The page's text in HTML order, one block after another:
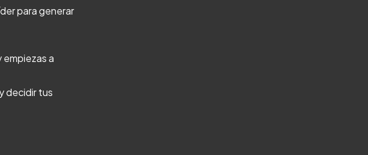
para generar
a
decidir tus